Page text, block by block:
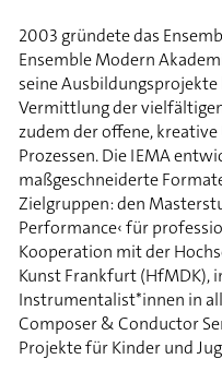
2003 gründete das
Ensemble Modern
seine
Vermittlung der
zudem der offene,
Prozessen. Die IEMA
maßgeschneiderte
Zielgruppen: den
Performance‹ für
Kooperation mit der
Kunst Frankfurt (HfMDK),
Instrumentalist*innen in
Composer & Conductor
Projekte für Kinder und